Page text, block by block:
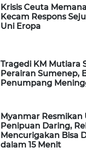
Krisis Ceuta
Kecam Respons
Uni Eropa
Tragedi KM Mutiara
Perairan Sumenep,
Penumpang
Myanmar Resmikan
Penipuan Daring,
Mencurigakan Bisa
dalam 15 Menit